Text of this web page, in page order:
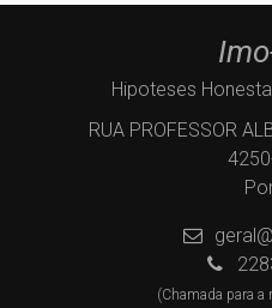
Hipoteses
RUA PROFESSOR
(Chamada para a